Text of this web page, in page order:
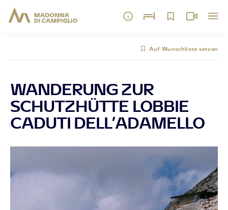
Auf Wunschliste setzen
WANDERUNG ZUR
SCHUTZHÜTTE LOBBIE
CADUTI DELL’ADAMELLO